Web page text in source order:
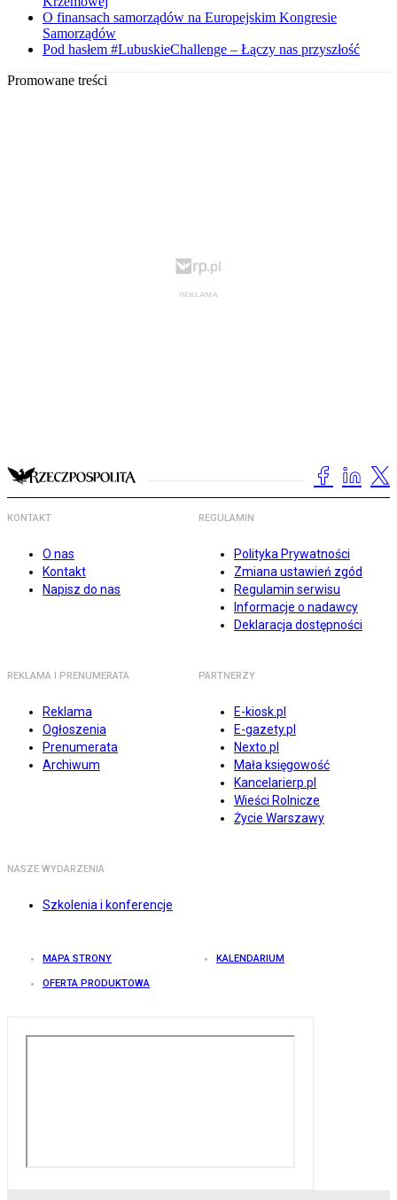
O finansach samorządów na Europejskim Kongresie
Samorządów
Pod hasłem #LubuskieChallenge – Łączy nas przyszłość
Promowane treści
KONTAKT
O nas
Kontakt
Napisz do nas
REGULAMIN
Polityka Prywatności
Zmiana ustawień zgód
Regulamin serwisu
Informacje o nadawcy
Deklaracja dostępności
REKLAMA I PRENUMERATA
Reklama
Ogłoszenia
Prenumerata
Archiwum
PARTNERZY
E-kiosk.pl
E-gazety.pl
Nexto.pl
Mała księgowość
Kancelarierp.pl
Wieści Rolnicze
Życie Warszawy
NASZE WYDARZENIA
Szkolenia i konferencje
MAPA STRONY KALENDARIUM
OFERTA PRODUKTOWA